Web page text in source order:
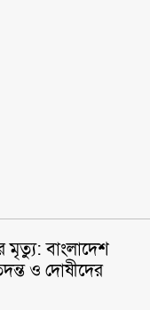
মৃত্যু: বাংলাদেশ
ও দোষীদের